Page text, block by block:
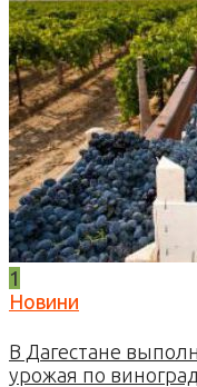
1
Новини
В Дагестане
урожая по